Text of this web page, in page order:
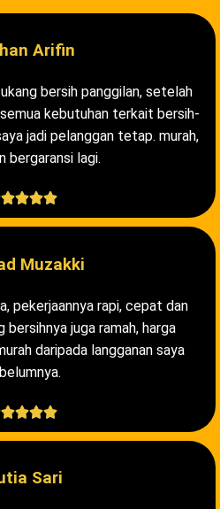
Arifin
bersih panggilan, setelah
kebutuhan terkait bersih-
jadi pelanggan tetap. murah,
bergaransi lagi.

Muzakki
pekerjaannya rapi, cepat dan
bersihnya juga ramah, harga
daripada langganan saya

Sari